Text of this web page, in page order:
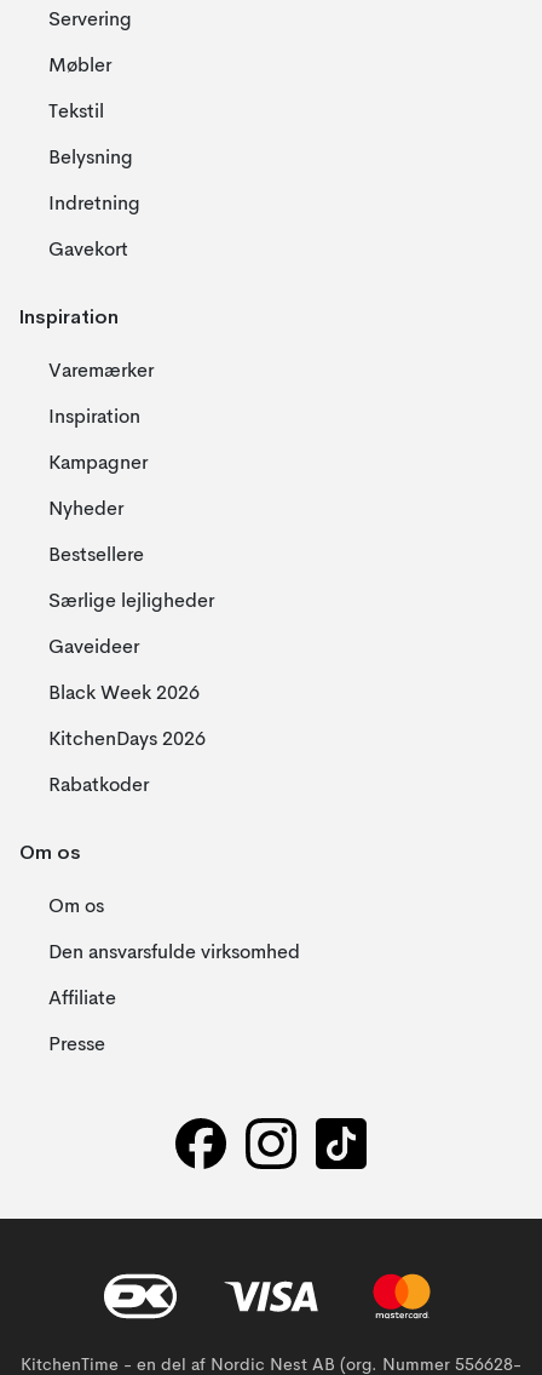
Servering
Møbler
Tekstil
Belysning
Indretning
Gavekort
Inspiration
Varemærker
Inspiration
Kampagner
Nyheder
Bestsellere
Særlige lejligheder
Gaveideer
Black Week 2026
KitchenDays 2026
Rabatkoder
Om os
Om os
Den ansvarsfulde virksomhed
Affiliate
Presse
KitchenTime - en del af Nordic Nest AB (org. Nummer 556628-